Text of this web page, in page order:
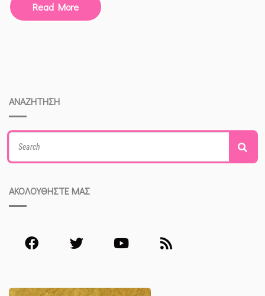
Read More
ΑΝΑΖΗΤΗΣΗ
Search
for:
ΑΚΟΛΟΥΘΗΣΤΕ ΜΑΣ